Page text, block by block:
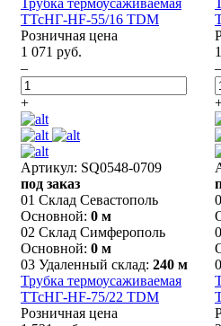
ТТсНГ-HF-55/16 TDM
Розничная цена
1 071 руб.
–
+
–
Артикул: SQ0548-0709
под заказ
01 Склад Севастополь
Основной: 0 м
02 Склад Симферополь
Основной: 0 м
03 Удаленный склад: 240 м
Трубка термоусаживаемая
ТТсНГ-HF-75/22 TDM
Розничная цена